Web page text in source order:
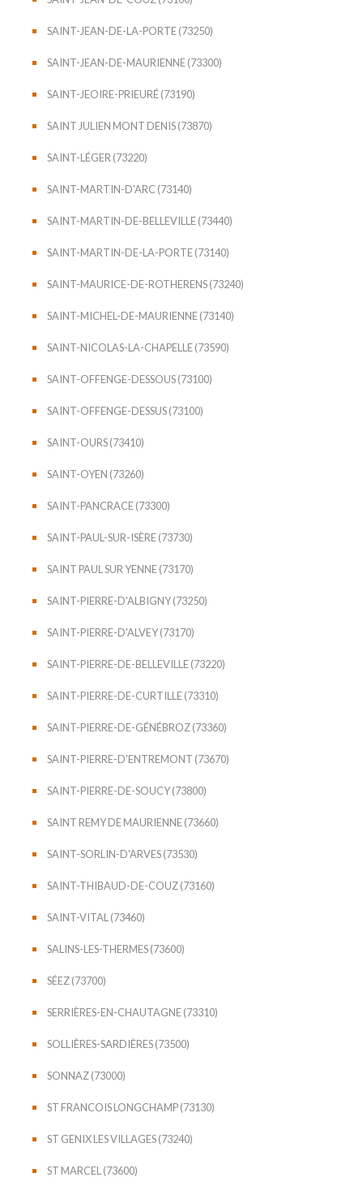
SAINT-JEAN-DE-LA-PORTE (73250)
SAINT-JEAN-DE-MAURIENNE (73300)
SAINT-JEOIRE-PRIEURÉ (73190)
SAINT JULIEN MONT DENIS (73870)
SAINT-LÉGER (73220)
SAINT-MARTIN-D'ARC (73140)
SAINT-MARTIN-DE-BELLEVILLE (73440)
SAINT-MARTIN-DE-LA-PORTE (73140)
SAINT-MAURICE-DE-ROTHERENS (73240)
SAINT-MICHEL-DE-MAURIENNE (73140)
SAINT-NICOLAS-LA-CHAPELLE (73590)
SAINT-OFFENGE-DESSOUS (73100)
SAINT-OFFENGE-DESSUS (73100)
SAINT-OURS (73410)
SAINT-OYEN (73260)
SAINT-PANCRACE (73300)
SAINT-PAUL-SUR-ISÈRE (73730)
SAINT PAUL SUR YENNE (73170)
SAINT-PIERRE-D'ALBIGNY (73250)
SAINT-PIERRE-D'ALVEY (73170)
SAINT-PIERRE-DE-BELLEVILLE (73220)
SAINT-PIERRE-DE-CURTILLE (73310)
SAINT-PIERRE-DE-GÉNÉBROZ (73360)
SAINT-PIERRE-D'ENTREMONT (73670)
SAINT-PIERRE-DE-SOUCY (73800)
SAINT REMY DE MAURIENNE (73660)
SAINT-SORLIN-D'ARVES (73530)
SAINT-THIBAUD-DE-COUZ (73160)
SAINT-VITAL (73460)
SALINS-LES-THERMES (73600)
SÉEZ (73700)
SERRIÈRES-EN-CHAUTAGNE (73310)
SOLLIÈRES-SARDIÈRES (73500)
SONNAZ (73000)
ST FRANCOIS LONGCHAMP (73130)
ST GENIX LES VILLAGES (73240)
ST MARCEL (73600)